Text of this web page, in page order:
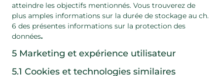
atteindre les objectifs mentionnés. Vous trouverez de
plus amples informations sur la durée de stockage au ch.
6 des présentes informations sur la protection des
données.
5 Marketing et expérience utilisateur
5.1 Cookies et technologies similaires